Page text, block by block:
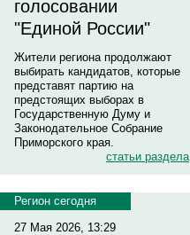
голосовании
"Единой России"
Жители региона продолжают
выбирать кандидатов, которые
представят партию на
предстоящих выборах в
Государственную Думу и
Законодательное Собрание
Приморского края.
статьи раздела
Регион сегодня
27 Мая 2026, 13:29